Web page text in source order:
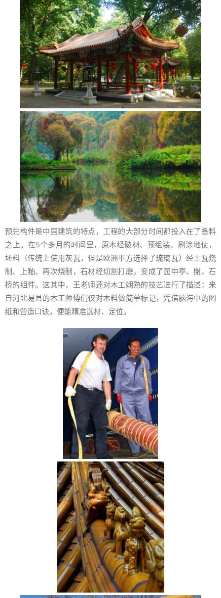
预先构件是中国建筑的特点，工程的大部分时间都投入在了备料
之上。在5个多月的时间里，原木经破材、预组装、刷涂地仗，
坯料（传统上使用灰瓦，但是欧洲甲方选择了琉璃瓦）经土瓦烧
制、上釉、再次烧制，石材经切割打磨，变成了园中亭、榭、石
桥的组件。这其中，王老师还对木工娴熟的技艺进行了描述：来
自河北易县的木工师傅们仅对木料做简单标记，凭借脑海中的图
纸和营造口诀，便能精准选材、定位。